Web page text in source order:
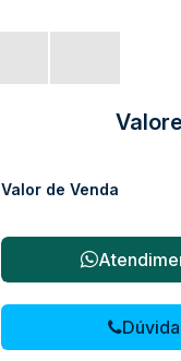
Valor de Venda